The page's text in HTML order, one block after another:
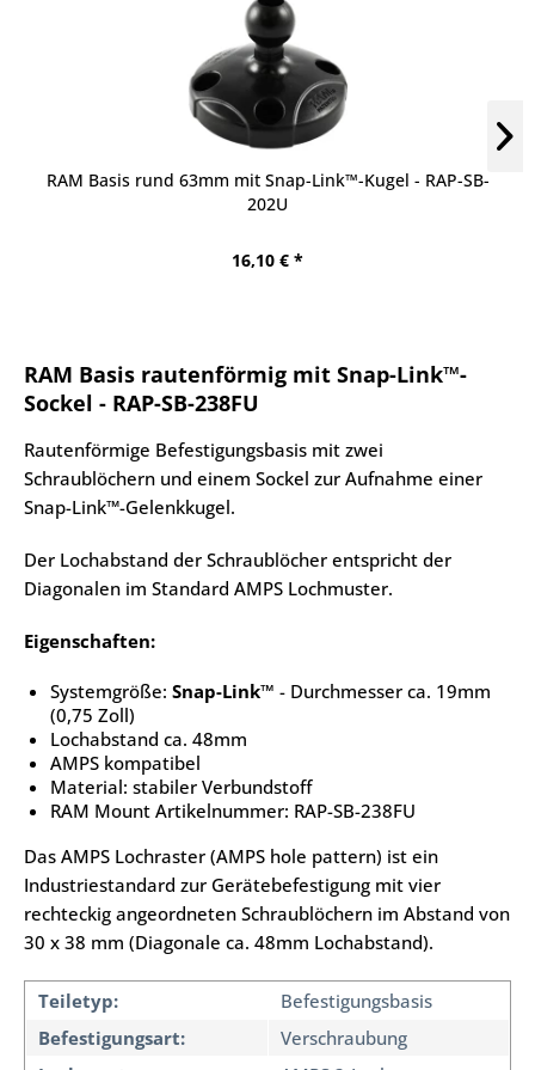
RAM Basis rund 63mm mit Snap-Link™-Kugel - RAP-SB-
202U
16,10 € *
RAM Basis rautenförmig mit Snap-Link™-
Sockel - RAP-SB-238FU
Rautenförmige Befestigungsbasis mit zwei
Schraublöchern und einem Sockel zur Aufnahme einer
Snap-Link™-Gelenkkugel.
Der Lochabstand der Schraublöcher entspricht der
Diagonalen im Standard AMPS Lochmuster.
Eigenschaften:
Systemgröße: Snap-Link™ - Durchmesser ca. 19mm
(0,75 Zoll)
Lochabstand ca. 48mm
AMPS kompatibel
Material: stabiler Verbundstoff
RAM Mount Artikelnummer: RAP-SB-238FU
Das AMPS Lochraster (AMPS hole pattern) ist ein
Industriestandard zur Gerätebefestigung mit vier
rechteckig angeordneten Schraublöchern im Abstand von
30 x 38 mm (Diagonale ca. 48mm Lochabstand).
Teiletyp:
Befestigungsbasis
Befestigungsart:
Verschraubung